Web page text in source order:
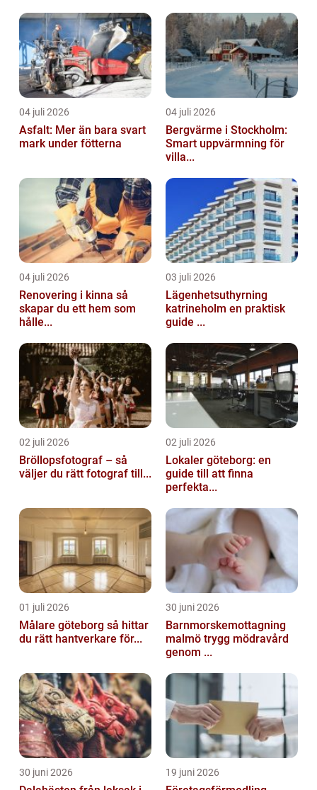
04 juli 2026
Asfalt: Mer än bara svart
mark under fötterna
04 juli 2026
Bergvärme i Stockholm:
Smart uppvärmning för
villa...
04 juli 2026
Renovering i kinna så
skapar du ett hem som
hålle...
03 juli 2026
Lägenhetsuthyrning
katrineholm en praktisk
guide ...
02 juli 2026
Bröllopsfotograf – så
väljer du rätt fotograf till...
02 juli 2026
Lokaler göteborg: en
guide till att finna
perfekta...
01 juli 2026
Målare göteborg så hittar
du rätt hantverkare för...
30 juni 2026
Barnmorskemottagning
malmö trygg mödravård
genom ...
30 juni 2026 19 juni 2026